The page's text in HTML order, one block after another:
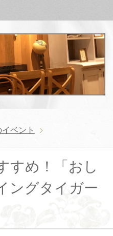
ベント
すめ！「おし
ングタイガー